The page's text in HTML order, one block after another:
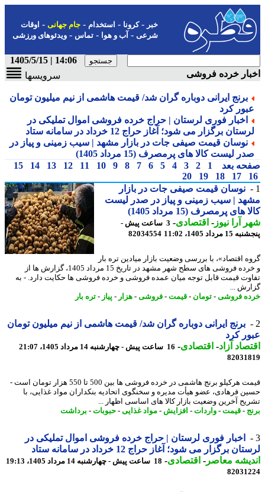
-کرونا-استخدام- جام جهانی-اوقات
شرعی-آب و هوا-تماس-ویدئوهای ورزشی
14:06 | 1405/5/15
خرده فروشی
سرویسها
برنج ایرانی دوباره گران شد/ قیمت هاشمی از نیم میلیون تومان
کرد
اخبار فوری لرستان | حراج خرده فروشی اموال تملیکی در
برگزار می شود؛ آغاز حراج 12 خرداد در سامانه ستاد
نوسان قیمت صیفی جات در بازار مشهد | سیب زمینی و پیاز در
لیست کالا های پرمصرف (15 مرداد 1405)
بعد
1
2
3
4
5
6
7
8
9
10
11
12
13
14
15
17
18
19
20
نوسان قیمت صیفی جات در بازار
| سیب زمینی و پیاز در صدر لیست
های پرمصرف (15 مرداد 1405)
آرا نیوز-اقتصادی- 3 ساعت پیش -
1405، 11:02
82034554
اقتصاد»، با بررسی وضعیت بازار میادین تره بار
و خرده فروشی های سطح شهر مشهد در تاریخ 15 مرداد 1405، گزارش ها از
قیمت قابل توجه میان عمده فروشی و خرده فروشی ها حکایت دارد. - به
...
فروشی-تومان-قیمت-فروشی-هزار - پیاز-تره بار
برنج ایرانی دوباره گران شد/ قیمت هاشمی از نیم میلیون تومان
کرد
آزاد - اقتصادی-16 ساعت پیش - چهارشنبه 14 مرداد 1405، 21:07
قیمت هرکیلو برنج هاشمی در خرده فروشی ها بین 500 تا 550 هزار تومان است -
فرهادی، عضو هیأت مدیره و سخنگوی اتحادیه بنکداران مواد غذایی، با
آخرین وضعیت بازار کالا های اساسی اظهار ...
- قیمت-واردات - افزایش -مواد غذایی- حبوبات-برداشت
اخبار فوری لرستان | حراج خرده فروشی اموال تملیکی در
برگزار می شود؛ آغاز حراج 12 خرداد در سامانه ستاد
معاصر-اقتصادی-18 ساعت پیش - چهارشنبه 14 مرداد 1405، 19:13